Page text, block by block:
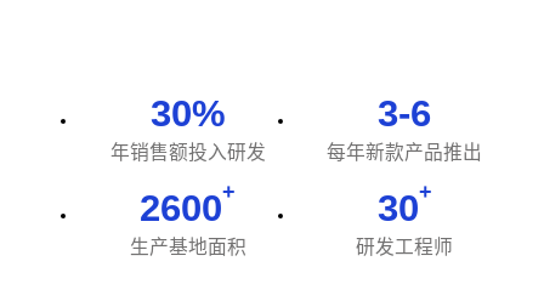
30%
年销售额投入研发
3-6
每年新款产品推出
2600
生产基地面积
30
研发工程师